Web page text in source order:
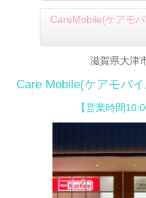
CareMobile(ケアモ
滋賀県大津
Care Mobile(ケアモバ
【営業時間